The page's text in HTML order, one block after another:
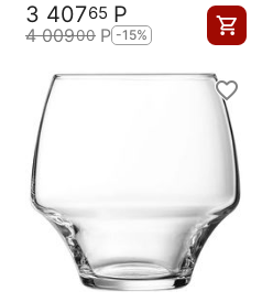
3 40765 Р
4 00900 Р -15%